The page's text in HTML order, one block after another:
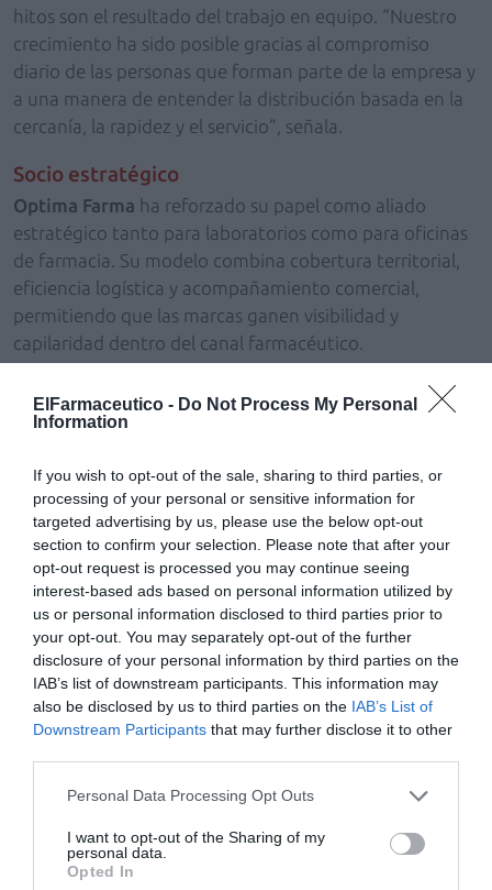
ElFarmaceutico - Do Not Process My Personal
Information
If you wish to opt-out of the sale, sharing to third parties, or
processing of your personal or sensitive information for
targeted advertising by us, please use the below opt-out
section to confirm your selection. Please note that after your
opt-out request is processed you may continue seeing
interest-based ads based on personal information utilized by
us or personal information disclosed to third parties prior to
your opt-out. You may separately opt-out of the further
disclosure of your personal information by third parties on the
IAB’s list of downstream participants. This information may
also be disclosed by us to third parties on the IAB’s List of
Downstream Participants that may further disclose it to other
Personal Data Processing Opt Outs
I want to opt-out of the Sharing of my
personal data.
Opted In
hitos son el resultado del trabajo en equipo. “Nuestro
crecimiento ha sido posible gracias al compromiso
diario de las personas que forman parte de la empresa y
a una manera de entender la distribución basada en la
cercanía, la rapidez y el servicio”, señala.
Socio estratégico
Optima Farma ha reforzado su papel como aliado
estratégico tanto para laboratorios como para oficinas
de farmacia. Su modelo combina cobertura territorial,
eficiencia logística y acompañamiento comercial,
permitiendo que las marcas ganen visibilidad y
capilaridad dentro del canal farmacéutico.
La compañía trabaja actualmente con un amplio
portfolio de marcas de referencia en categorías como
infantil, productos sanitarios o cosmética. Además,
mantiene acuerdos de distribución exclusiva con
algunas firmas líderes del mercado, comoMenarini
Radiodiagnostic,Philips AventyElmex Colgate,
reforzando así su propuesta de valor hacia las farmacias.
Dentro del área de suplementación y bienestar,Optima
Farmadistribuye marcas comoAna María Lajusticia,
Nutralie, Superlativa, EneceoNeopeques, entre
otras. “Nuestro objetivo es ayudar tanto a las marcas
como a las farmacias a crecer dentro de categorías
Asimismo,Optima Farma
ha intensificado su apuesta
por la formación dirigida al canal farmacia, organizando